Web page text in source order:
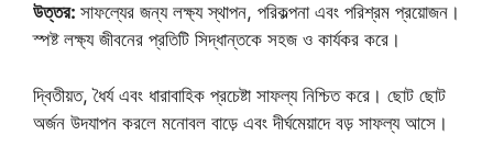
উত্তর: সাফল্যের জন্য লক্ষ্য স্থাপন, পরিকল্পনা এবং পরিশ্রম প্রয়োজন।
স্পষ্ট লক্ষ্য জীবনের প্রতিটি সিদ্ধান্তকে সহজ ও কার্যকর করে।
দ্বিতীয়ত, ধৈর্য এবং ধারাবাহিক প্রচেষ্টা সাফল্য নিশ্চিত করে। ছোট ছোট
অর্জন উদযাপন করলে মনোবল বাড়ে এবং দীর্ঘমেয়াদে বড় সাফল্য আসে।